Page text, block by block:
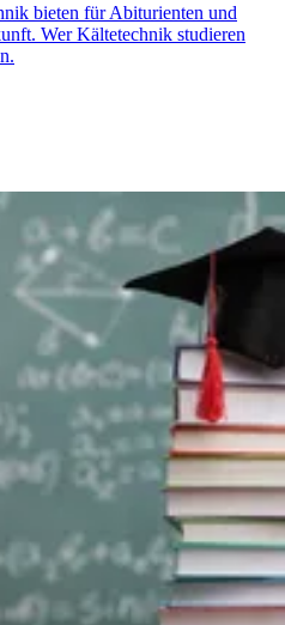
bieten für Abiturienten und
Wer Kältetechnik studieren